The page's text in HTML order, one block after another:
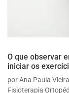
O que observar
iniciar os
porAna Paula Vieira
Fisioterapia